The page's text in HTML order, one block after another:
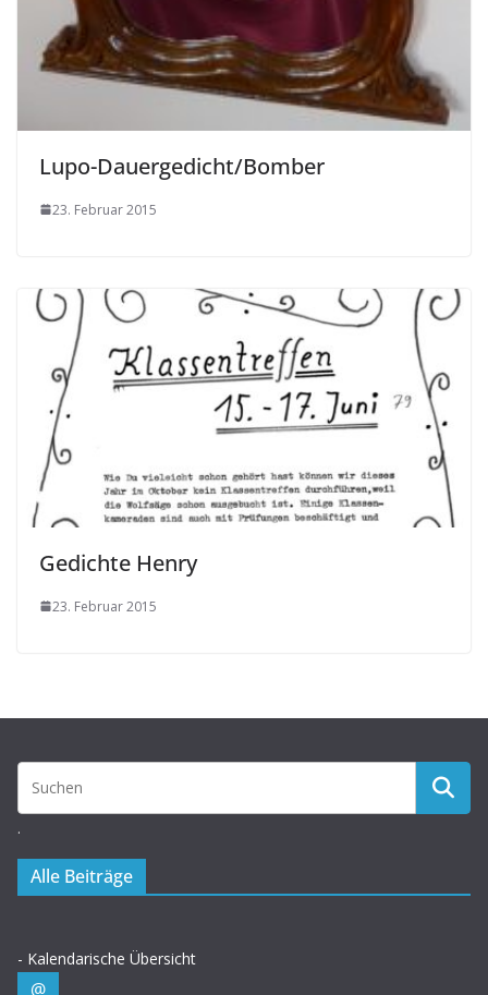
Lupo-Dauergedicht/Bomber
23. Februar 2015
Gedichte Henry
23. Februar 2015
.
Alle Beiträge
- Kalendarische Übersicht
@